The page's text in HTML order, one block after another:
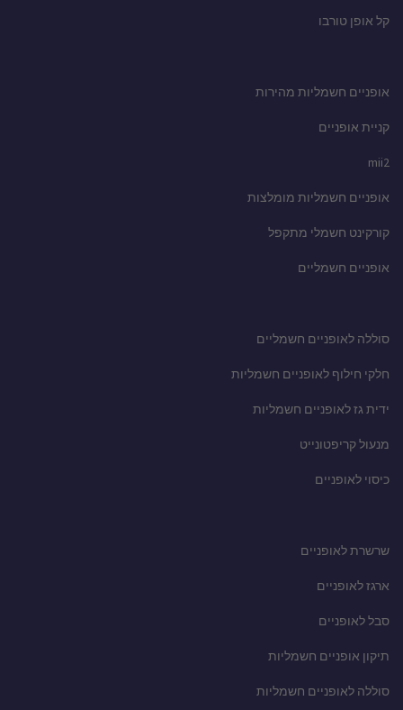
קל אופן טורבו
אופניים חשמליות מהירות
קניית אופניים
mii2
אופניים חשמליות מומלצות
קורקינט חשמלי מתקפל
אופניים חשמליים
סוללה לאופניים חשמליים
חלקי חילוף לאופניים חשמליות
ידית גז לאופניים חשמליות
מנעול קריפטונייט
כיסוי לאופניים
שרשרת לאופניים
ארגז לאופניים
סבל לאופניים
תיקון אופניים חשמליות
סוללה לאופניים חשמליות